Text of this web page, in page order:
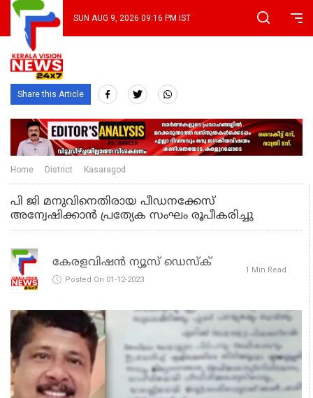
SUN AUG 9, 2026 09:16 PM IST
Share this Article
Home District Kasaragod
പി ജി മനുവിനെതിരായ പീഡനക്കേസ്
അന്വേഷിക്കാന്‍ പ്രത്യേക സംഘം രൂപീകരിച്ചു
കേരളവിഷൻ ന്യൂസ് ഡെസ്‌ക്
Posted On 01-12-2023
1 Min Read